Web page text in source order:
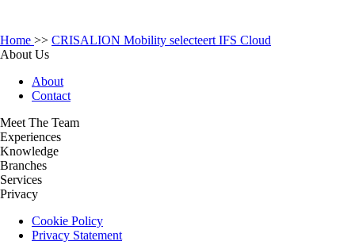
Home >> CRISALION Mobility selecteert IFS Cloud
About Us
About
Contact
Meet The Team
Experiences
Knowledge
Branches
Services
Privacy
Cookie Policy
Privacy Statement